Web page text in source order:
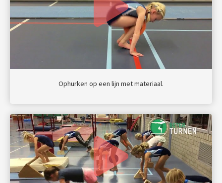
Ophurken op een lijn met materiaal.